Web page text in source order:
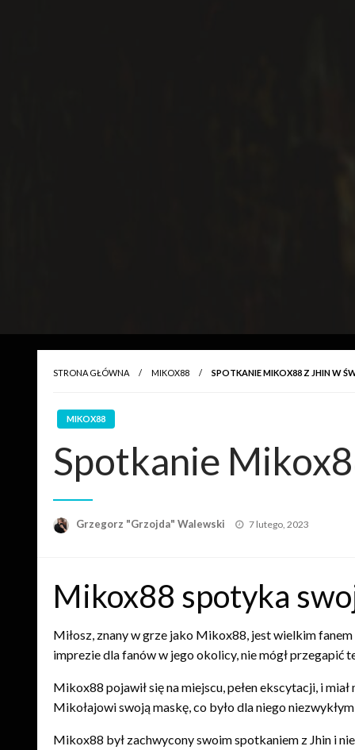
STRONA GŁÓWNA MIKOX88 SPOTKANIE MIKOX88 Z JHIN W
MIKOX88
Spotkanie
Grzegorz "Grzojda" Walewski
Opublikowane
7 lutego, 2023
Mikox88 spotyka
Miłosz, znany w grze jako Mikox88, jest wielkim
imprezie dla fanów w jego okolicy, nie mógł przegapić
Mikox88 pojawił się na miejscu, pełen ekscytacji, i
Mikołajowi swoją maskę, co było dla niego
Mikox88 był zachwycony swoim spotkaniem z Jhin i